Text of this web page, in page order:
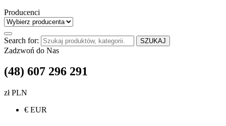
Producenci
Search for: SZUKAJ
Zadzwoń do Nas
(48) 607 296 291
zł PLN
€ EUR